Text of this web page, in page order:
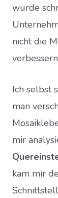
wurde
nicht die
Ich selbst
man
mir
kam mir